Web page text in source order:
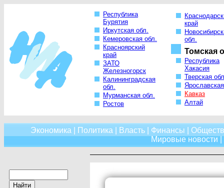
Республика
Бурятия
Иркутская обл.
Кемеровская обл.
Красноярский
край
ЗАТО
Железногорск
Калининградская
обл.
Мурманская обл.
Ростов
край
обл.
Томская
Республика
Хакасия
Тверская
Кавказ
Алтай
Экономика Политика Власть| Финансы
Мировые новости